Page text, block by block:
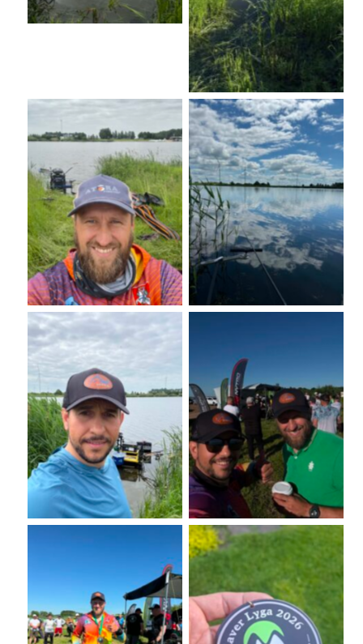
No Caption No Caption
No Caption No Caption
No Caption No Caption